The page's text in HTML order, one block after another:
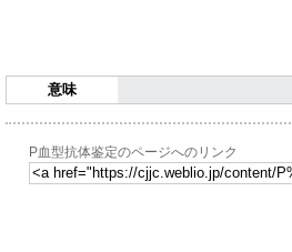
意味
P血型抗体鉴定のページへのリンク